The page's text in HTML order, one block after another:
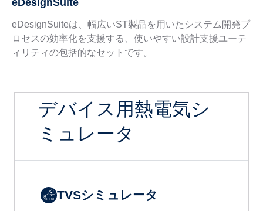
eDesignSuite
eDesignSuiteは、幅広いST製品を用いたシステム開発プ
ロセスの効率化を支援する、使いやすい設計支援ユーテ
ィリティの包括的なセットです。
デバイス用熱電気シ
ミュレータ
TVSシミュレータ